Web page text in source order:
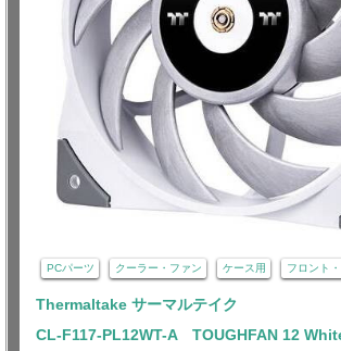
PCパーツ クーラー・ファン ケース用 フロント
Thermaltake サーマルテイク
CL-F117-PL12WT-A TOUGHFAN 12